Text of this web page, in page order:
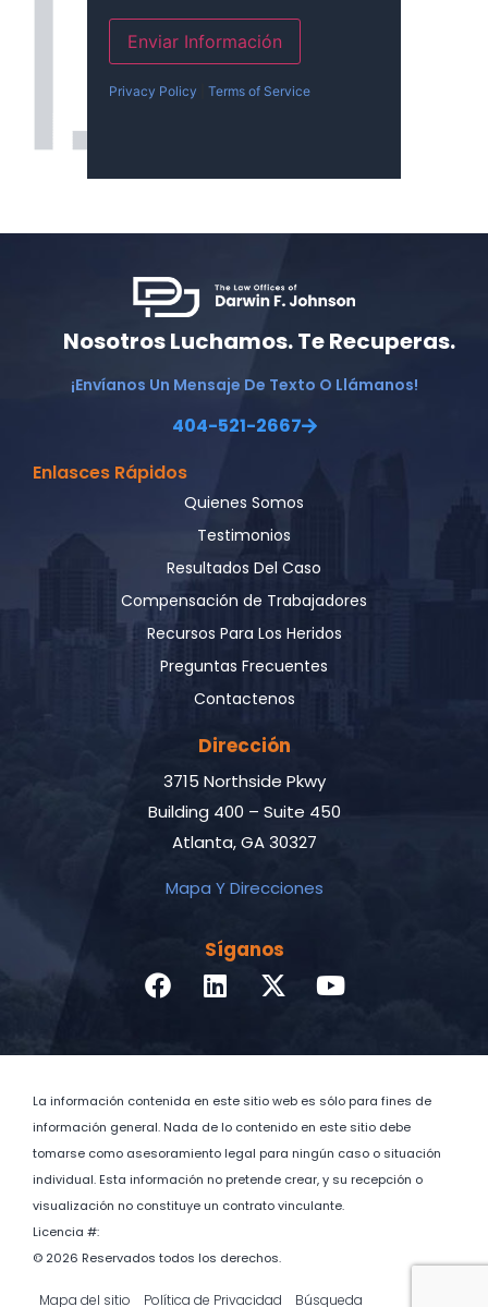
Enviar Información
Privacy Policy Terms of Service
Nosotros Luchamos. Te Recuperas.
¡Envíanos Un Mensaje De Texto O Llámanos!
404-521-2667
Enlasces Rápidos
Quienes Somos
Testimonios
Resultados Del Caso
Compensación de Trabajadores
Recursos Para Los Heridos
Preguntas Frecuentes
Contactenos
Dirección
3715 Northside Pkwy
Building 400 – Suite 450
Atlanta, GA 30327
Mapa Y Direcciones
Síganos
La información contenida en este sitio web es sólo para fines de
información general. Nada de lo contenido en este sitio debe
tomarse como asesoramiento legal para ningún caso o situación
individual. Esta información no pretende crear, y su recepción o
visualización no constituye un contrato vinculante.
Licencia #:
© 2026 Reservados todos los derechos.
Mapa del sitio Política de Privacidad Búsqueda